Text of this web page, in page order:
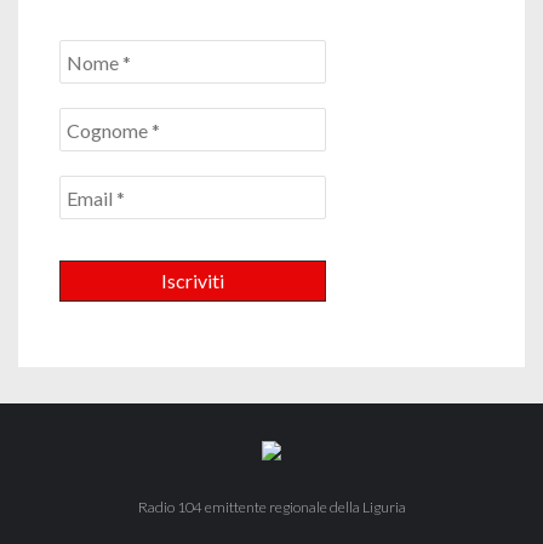
Radio 104 emittente regionale della Liguria